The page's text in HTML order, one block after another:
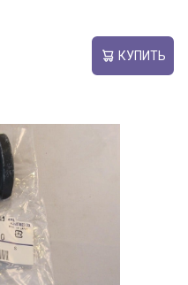
КУПИТЬ